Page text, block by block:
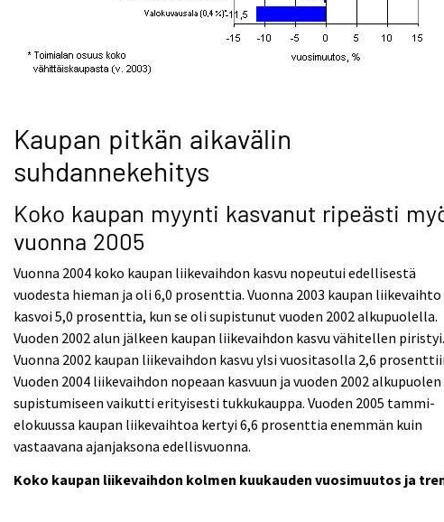
Kaupan pitkän aikavälin
suhdannekehitys
Koko kaupan myynti kasvanut ripeästi
vuonna 2005
Vuonna 2004 koko kaupan liikevaihdon kasvu nopeutui edellisestä
vuodesta hieman ja oli 6,0 prosenttia. Vuonna 2003 kaupan liikevaihto
kasvoi 5,0 prosenttia, kun se oli supistunut vuoden 2002 alkupuolella.
Vuoden 2002 alun jälkeen kaupan liikevaihdon kasvu vähitellen piristyi.
Vuonna 2002 kaupan liikevaihdon kasvu ylsi vuositasolla 2,6
Vuoden 2004 liikevaihdon nopeaan kasvuun ja vuoden 2002 alkupuolen
supistumiseen vaikutti erityisesti tukkukauppa. Vuoden 2005 tammi-
elokuussa kaupan liikevaihtoa kertyi 6,6 prosenttia enemmän kuin
vastaavana ajanjaksona edellisvuonna.
Koko kaupan liikevaihdon kolmen kuukauden vuosimuutos ja